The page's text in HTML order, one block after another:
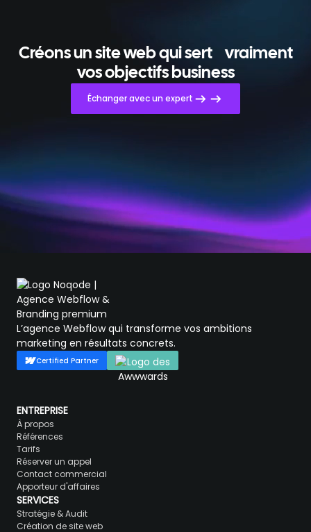
Créons un site web qui sertvraiment
vos objectifs business
Échanger avec un expert
L’agence Webflow qui transforme vos ambitions
marketing en résultats concrets.
Certified Partner
ENTREPRISE
À propos
Références
Tarifs
Réserver un appel
Contact commercial
Apporteur d'affaires
SERVICES
Stratégie & Audit
Création de site web